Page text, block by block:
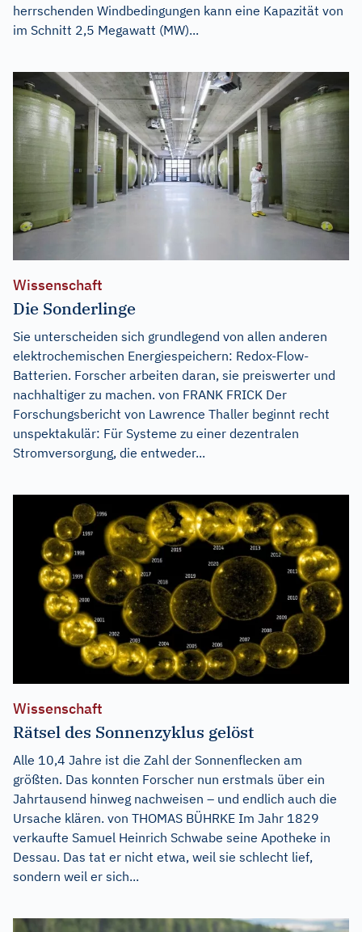
herrschenden Windbedingungen kann eine Kapazität von
im Schnitt 2,5 Megawatt (MW)...
Wissenschaft
Die Sonderlinge
Sie unterscheiden sich grundlegend von allen anderen
elektrochemischen Energiespeichern: Redox-Flow-
Batterien. Forscher arbeiten daran, sie preiswerter und
nachhaltiger zu machen. von FRANK FRICK Der
Forschungsbericht von Lawrence Thaller beginnt recht
unspektakulär: Für Systeme zu einer dezentralen
Stromversorgung, die entweder...
Wissenschaft
Rätsel des Sonnenzyklus gelöst
Alle 10,4 Jahre ist die Zahl der Sonnenflecken am
größten. Das konnten Forscher nun erstmals über ein
Jahrtausend hinweg nachweisen – und endlich auch die
Ursache klären. von THOMAS BÜHRKE Im Jahr 1829
verkaufte Samuel Heinrich Schwabe seine Apotheke in
Dessau. Das tat er nicht etwa, weil sie schlecht lief,
sondern weil er sich...